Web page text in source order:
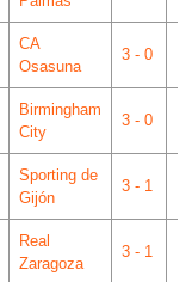
CA
Osasuna
3 - 0
Birmingham
City
3 - 0
Sporting de
Gijón
3 - 1
Real
Zaragoza
3 - 1